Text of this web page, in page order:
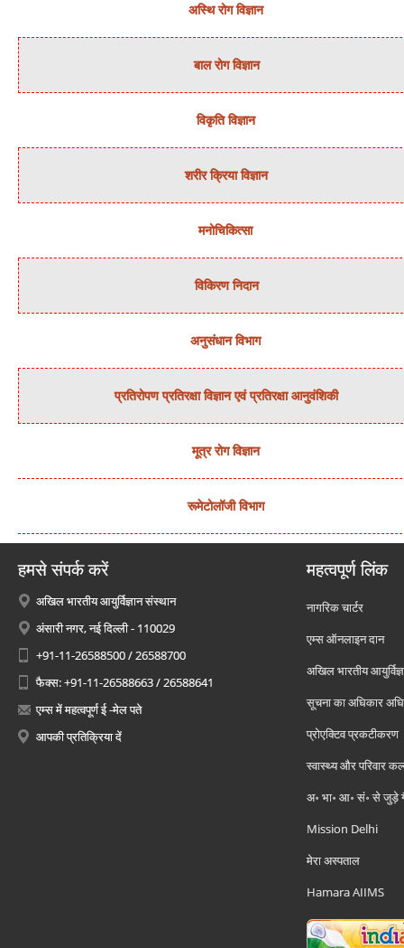
अस्थि रोग विज्ञान
बाल रोग विज्ञान
विकृति विज्ञान
शरीर क्रिया विज्ञान
मनोचिकित्‍सा
विकिरण निदान
अनुसंधान विभाग
प्रतिरोपण प्रतिरक्षा विज्ञान एवं प्रतिरक्षा आनुवंशिकी
मूत्र रोग विज्ञान
रूमेटोलॉजी विभाग
हमसे संपर्क करें
अखिल भारतीय आयुर्विज्ञान संस्थान
अंसारी नगर, नई दिल्ली - 110029
+91-11-26588500 / 26588700
फैक्स: +91-11-26588663 / 26588641
एम्स में महत्वपूर्ण ई -मेल पते
आपकी प्रतिक्रिया दें
महत्वपूर्ण लिंक
नागरिक चार्टर
एम्स ऑनलाइन दान
अखिल भारतीय
सूचना का अधिकार
प्रोएक्टिव प्रकटीकरण
स्वास्थ्य और परिवार
अ॰ भा॰ आ॰ सं॰ से जुड़े
Mission Delhi
मेरा अस्पताल
Hamara AIIMS